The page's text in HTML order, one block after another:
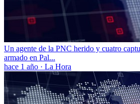
Un agente de la PNC herido y cuatro
armado en Pal...
hace 1 año · La Hora